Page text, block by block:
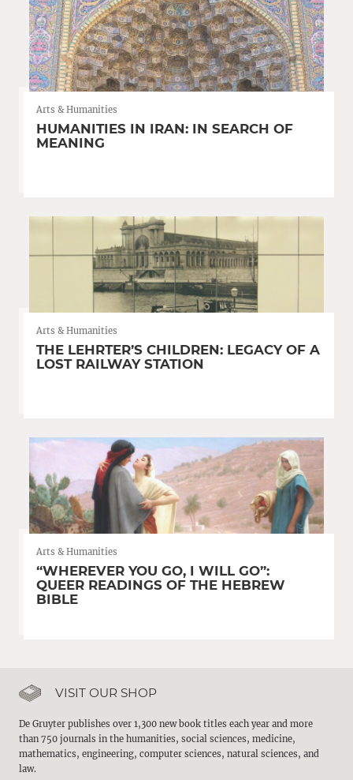
Arts & Humanities
HUMANITIES IN IRAN: IN SEARCH OF
MEANING
Arts & Humanities
THE LEHRTER’S CHILDREN: LEGACY OF A
LOST RAILWAY STATION
Arts & Humanities
“WHEREVER YOU GO, I WILL GO”:
QUEER READINGS OF THE HEBREW
BIBLE
VISIT OUR SHOP
De Gruyter publishes over 1,300 new book titles each year and more
than 750 journals in the humanities, social sciences, medicine,
mathematics, engineering, computer sciences, natural sciences, and
law.